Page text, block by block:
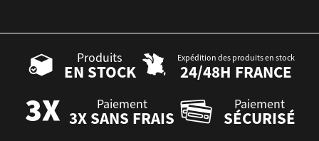
Produits
EN STOCK
Expédition des produits en stock
24/48H FRANCE
Paiement
3X SANS FRAIS
Paiement
SÉCURISÉ